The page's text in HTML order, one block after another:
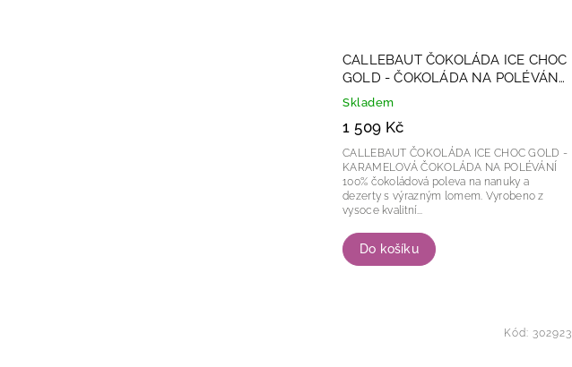
CALLEBAUT ČOKOLÁDA ICE CHOC
GOLD - ČOKOLÁDA NA POLÉVÁNÍ
2,5kg
Skladem
1 509 Kč
Do košíku
CALLEBAUT ČOKOLÁDA ICE CHOC GOLD -
KARAMELOVÁ ČOKOLÁDA NA POLÉVÁNÍ
100% čokoládová poleva na nanuky a
dezerty s výrazným lomem. Vyrobeno z
vysoce kvalitní...
Kód: 302923